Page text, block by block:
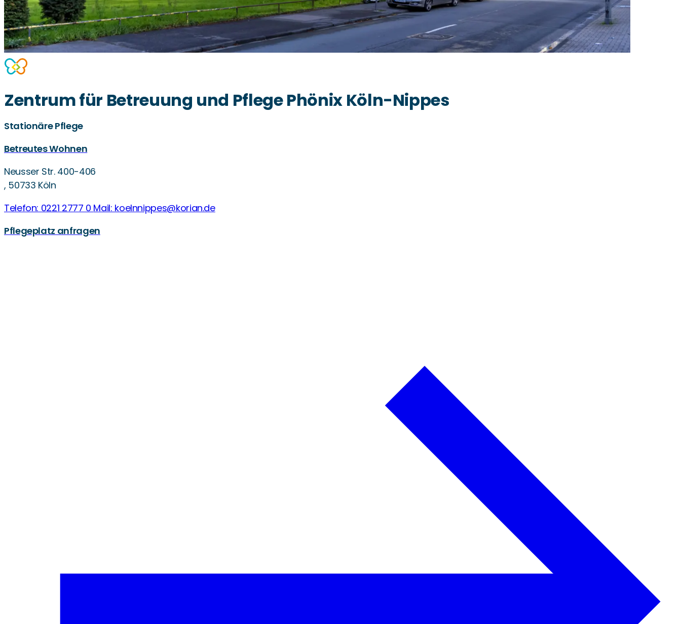
Zentrum für Betreuung und Pflege Phönix Köln-Nippes
Stationäre Pflege
Betreutes Wohnen
Neusser Str. 400-406
, 50733 Köln
Telefon: 0221 2777 0 Mail: koelnnippes@korian.de
Pflegeplatz anfragen